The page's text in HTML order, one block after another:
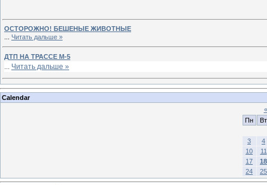
ОСТОРОЖНО! БЕШЕНЫЕ ЖИВОТНЫЕ
Читать дальше »
ДТП НА ТРАССЕ М-5
Читать дальше »
Calendar
«
Пн
Вт
3
4
10
11
17
18
24
25